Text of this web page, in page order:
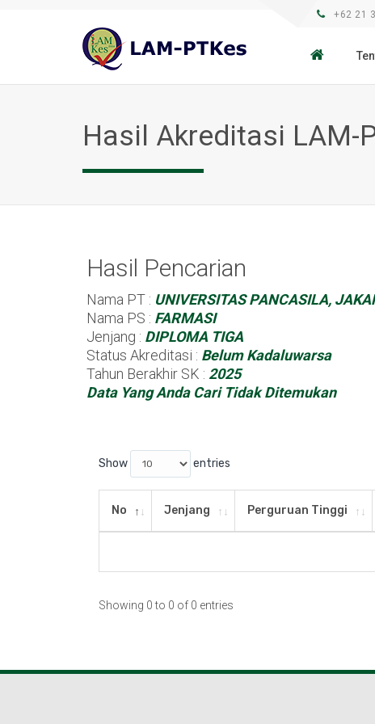
+62 21
Hasil Akreditasi LAM-
Hasil Pencarian
Nama PT : UNIVERSITAS PANCASILA,
Nama PS : FARMASI
Jenjang : DIPLOMA TIGA
Status Akreditasi : Belum Kadaluwarsa
Tahun Berakhir SK : 2025
Data Yang Anda Cari Tidak Ditemukan
Show entries
No Jenjang Perguruan Tinggi
Showing 0 to 0 of 0 entries